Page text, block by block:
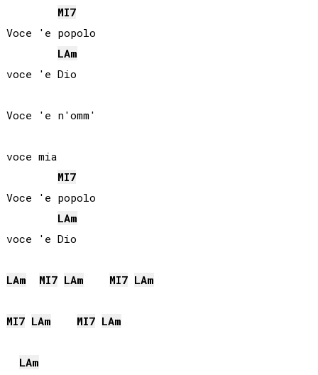
MI7
Voce 'e popolo
LAm
voce 'e Dio
Voce 'e n'omm'
voce mia
MI7
Voce 'e popolo
LAm
voce 'e Dio
LAm MI7 LAm MI7 LAm
MI7 LAm MI7 LAm
LAm